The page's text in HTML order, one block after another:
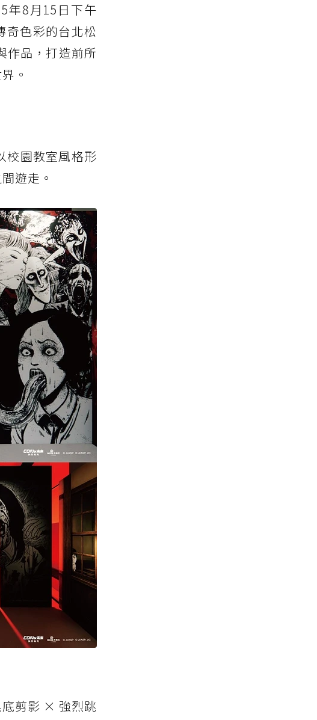
年8月15日下午
奇色彩的台北松
作品，打造前所
。
校園教室風格形
遊走。
底剪影 × 強烈跳